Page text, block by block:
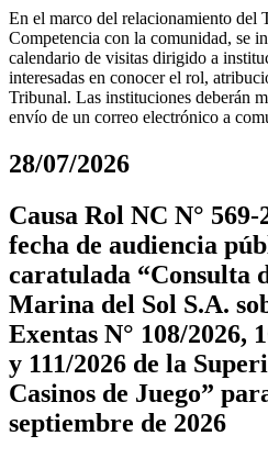
En el marco del relacionamiento del
Competencia con la comunidad, se
calendario de visitas dirigido a
interesadas en conocer el rol,
Tribunal. Las instituciones deberán
envío de un correo electrónico a
28/07/2026
Causa Rol NC N°
fecha de audiencia
caratulada “Consulta
Marina del Sol S.A.
Exentas N° 108/2026,
y 111/2026 de la
Casinos de Juego”
septiembre de 2026